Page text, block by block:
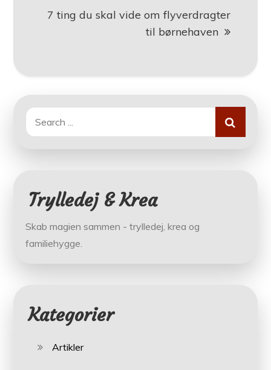
7 ting du skal vide om flyverdragter
til børnehaven
Search
for:
Trylledej & Krea
Skab magien sammen - trylledej, krea og
familiehygge.
Kategorier
Artikler